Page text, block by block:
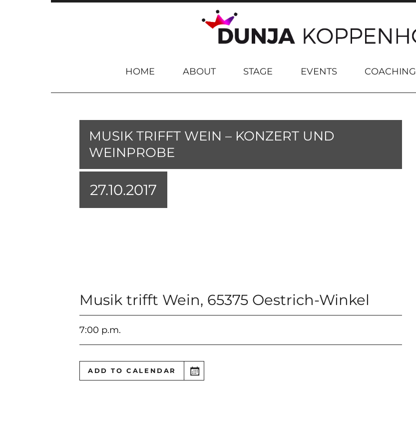
HOME ABOUT STAGE EVENTS COACHING
MUSIK TRIFFT WEIN – KONZERT UND
WEINPROBE
27.10.2017
Musik trifft Wein, 65375 Oestrich-Winkel
7:00 p.m.
ADD TO CALENDAR